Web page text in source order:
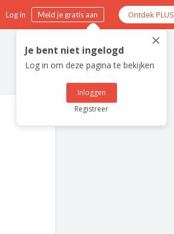
Log in Meld je gratis aan Ontdek PLUS
×
Je bent niet ingelogd
Log in om deze pagina te bekijken
Inloggen
Registreer